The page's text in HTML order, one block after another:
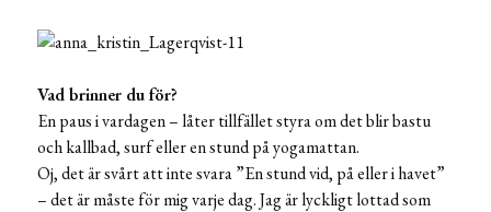
Vad brinner du för?
En paus i vardagen – låter tillfället styra om det blir bastu
och kallbad, surf eller en stund på yogamattan.
Oj, det är svårt att inte svara ”En stund vid, på eller i havet”
– det är måste för mig varje dag. Jag är lyckligt lottad som